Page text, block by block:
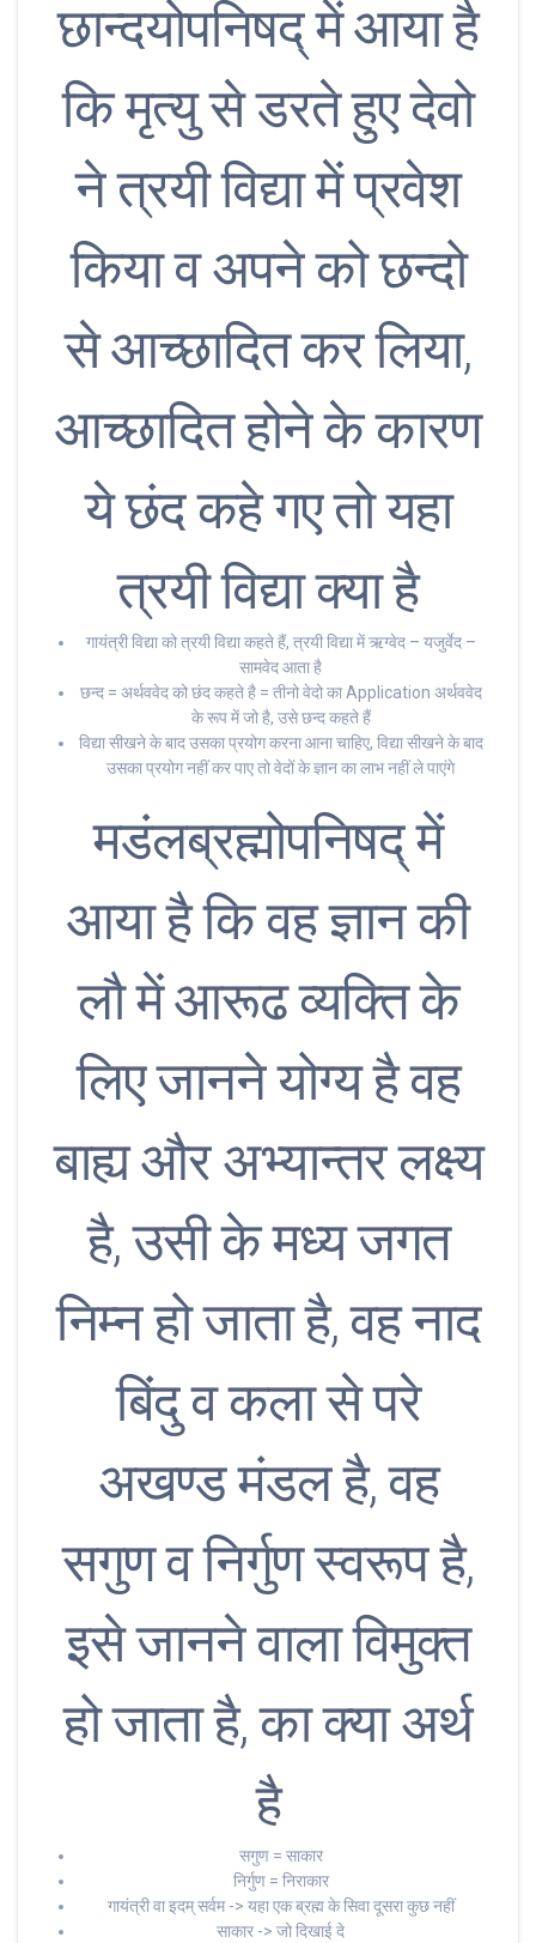
छान्दयोपनिषद् में आया है
कि मृत्यु से डरते हुए देवो
ने त्रयी विद्या में प्रवेश
किया व अपने को छन्दो
से आच्छादित कर लिया,
आच्छादित होने के कारण
ये छंद कहे गए तो यहा
त्रयी विद्या क्या है
गायंत्री विद्या को त्रयी विद्या कहते हैं, त्रयी विद्या में ऋग्वेद – यजुर्वेद –
सामवेद आता है
छन्द = अर्थववेद को छंद कहते है = तीनो वेदो का Application अर्थववेद
के रूप में जो है, उसे छन्द कहते हैं
विद्या सीखने के बाद उसका प्रयोग करना आना चाहिए, विद्या सीखने के बाद
उसका प्रयोग नहीं कर पाए तो वेदों के ज्ञान का लाभ नहीं ले पाएंगे
मडंलब्रह्मोपनिषद् में
आया है कि वह ज्ञान की
लौ में आरूढ व्यक्ति के
लिए जानने योग्य है वह
बाह्य और अभ्यान्तर लक्ष्य
है, उसी के मध्य जगत
निम्न हो जाता है, वह नाद
बिंदु व कला से परे
अखण्ड मंडल है, वह
सगुण व निर्गुण स्वरूप है,
इसे जानने वाला विमुक्त
हो जाता है, का क्या अर्थ
है
सगुण = साकार
निर्गुण = निराकार
गायंत्री वा इदम् सर्वम -> यहा एक ब्रह्म के सिवा दूसरा कुछ नहीं
साकार -> जो दिखाई दे